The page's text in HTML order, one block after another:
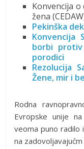
Konvencija
žena
Pekinška
Konvencija
borbi
porodici
Rezolucija
Žene, mir i
Rodna
Evropske unije
veoma puno
na zadovoljavajućm